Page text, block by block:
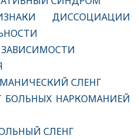
ДИССОЦИАЦИИ
ЗАВИСИМОСТИ
СЛЕНГ
БОЛЬНЫХ НАРКОМАНИЕЙ
СЛЕНГ